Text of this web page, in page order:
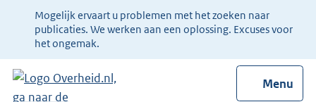
Ter
informatie:
Mogelijk ervaart u problemen met het zoeken naar
publicaties. We werken aan een oplossing. Excuses voor
het ongemak.
Menu